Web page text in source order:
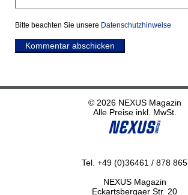
Bitte beachten Sie unsere Datenschutzhinweise
Kommentar abschicken
© 2026 NEXUS Magazin
Alle Preise inkl. MwSt.
Tel. +49 (0)36461 / 878 865
NEXUS Magazin
Eckartsbergaer Str. 20